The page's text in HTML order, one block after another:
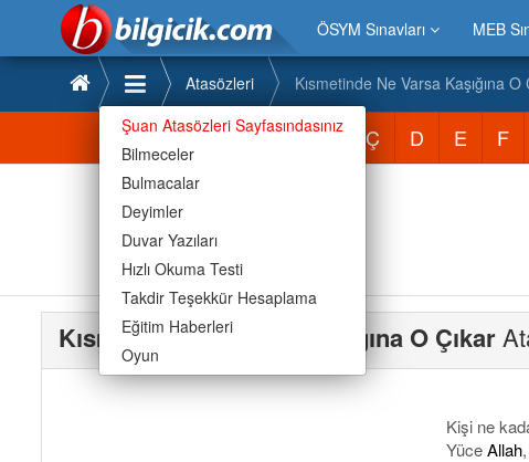
ÖSYM Sınavları MEB
Şuan Atasözleri Sayfasındasınız
Bilmeceler
Bulmacalar
Deyimler
Duvar Yazıları
Hızlı Okuma Testi
Takdir Teşekkür Hesaplama
Eğitim Haberleri
Oyun
Atasözleri Kısmetinde Ne Varsa Kaşığına O
Atasözleri A B C Ç D E F
Kısmetinde Ne Varsa Kaşığına O Çıkar
Kişi ne
YüceAllah